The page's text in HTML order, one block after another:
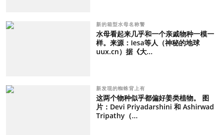
新的箱型水母名称警
水母看起来几乎和一个亲戚物种一模一
样。来源：Iesa等人（神秘的地球
uux.cn）据《大...
新发现的蜘蛛背上有
这两个物种似乎都偏好姜类植物。 图
片：Devi Priyadarshini 和 Ashirwad
Tripathy（...